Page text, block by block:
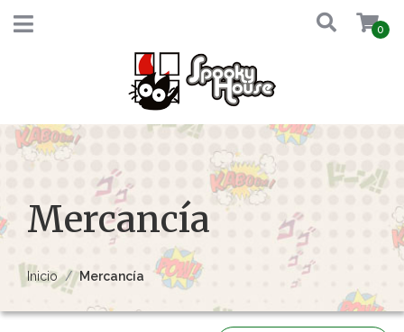
0
Mercancía
Inicio Mercancía